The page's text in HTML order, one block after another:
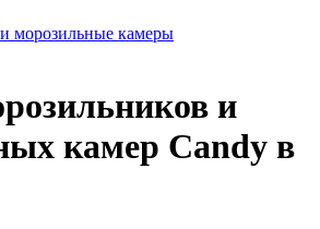
морозильные камеры
и
камер Candy в